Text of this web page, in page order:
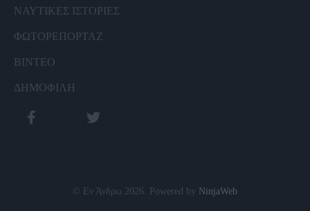
ΝΑΥΤΙΚΕΣ ΙΣΤΟΡΙΕΣ
ΦΩΤΟΡΕΠΟΡΤΑΖ
ΒΙΝΤΕΟ
ΔΗΜΟΦΙΛΗ
© Εν Άνδρω 2026. Powered by NinjaWeb